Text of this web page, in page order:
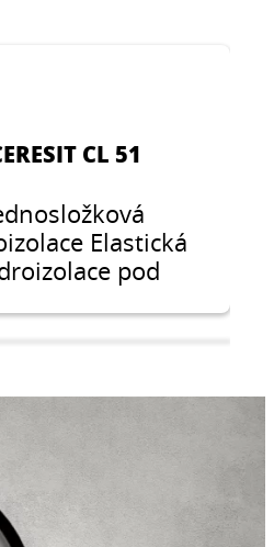
CL 51
Elastická
pod
v interiéru.